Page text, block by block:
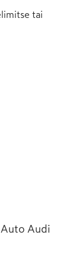
tai
Auto Audi